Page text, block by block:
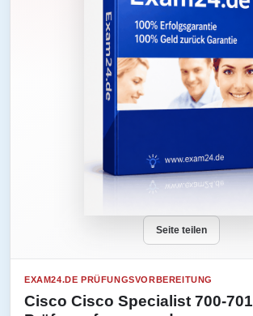
Seite teilen
EXAM24.DE PRÜFUNGSVORBEREITUNG
Cisco Cisco Specialist 700-701